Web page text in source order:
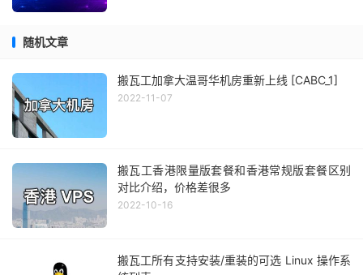
随机文章
搬瓦工加拿大温哥华机房重新上线 [CABC_1]
2022-11-07
搬瓦工香港限量版套餐和香港常规版套餐区别
对比介绍，价格差很多
2022-10-16
搬瓦工所有支持安装/重装的可选 Linux 操作系